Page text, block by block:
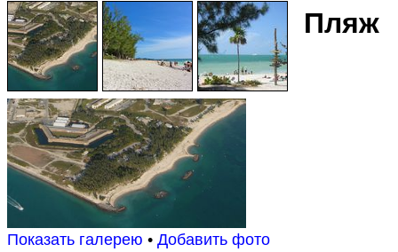
Показать галерею • Добавить фото
Пляж